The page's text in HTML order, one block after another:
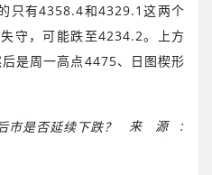
只有4358.4和4329.1这两个
守，可能跌至4234.2。上方
是周一高点4475、日图楔形
来源 :